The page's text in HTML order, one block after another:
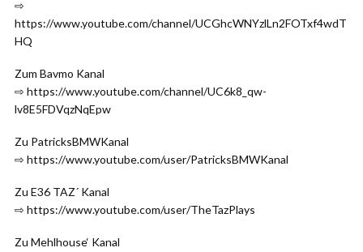
⇨
https://www.youtube.com/channel/UCGhcWNYzlLn2FOTxf4wdT
HQ
Zum Bavmo Kanal
⇨ https://www.youtube.com/channel/UC6k8_qw-
lv8E5FDVqzNqEpw
Zu PatricksBMWKanal
⇨ https://www.youtube.com/user/PatricksBMWKanal
Zu E36 TAZ´ Kanal
⇨ https://www.youtube.com/user/TheTazPlays
Zu Mehlhouse‘ Kanal